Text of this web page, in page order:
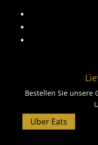
Bestellen Sie unsere
Uber Eats